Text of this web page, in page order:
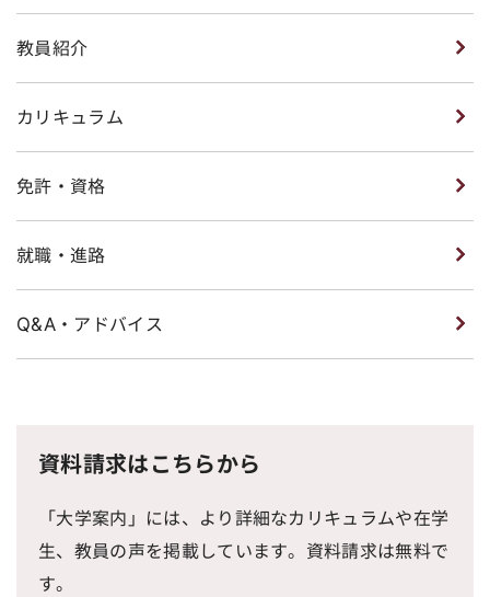
教員紹介
カリキュラム
免許・資格
就職・進路
Q&A・アドバイス
資料請求はこちらから
「大学案内」には、より詳細なカリキュラムや在学
生、教員の声を掲載しています。資料請求は無料で
す。